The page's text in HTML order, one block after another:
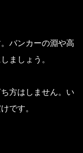
バンカーの淵や高
ましょう。
方はしません。 い
です。